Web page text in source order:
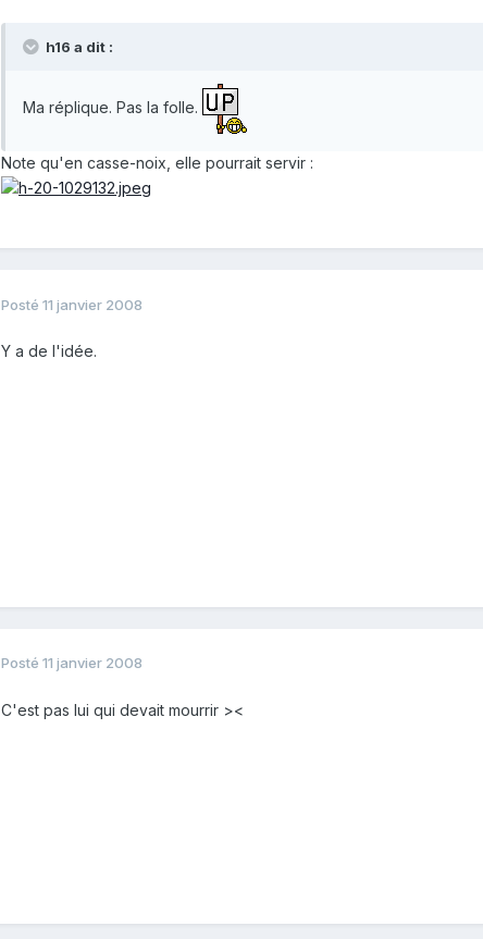
h16 a dit :
Ma réplique. Pas la folle.
Note qu'en casse-noix, elle pourrait servir :
Posté 11 janvier 2008
Y a de l'idée.
Posté 11 janvier 2008
C'est pas lui qui devait mourrir ><